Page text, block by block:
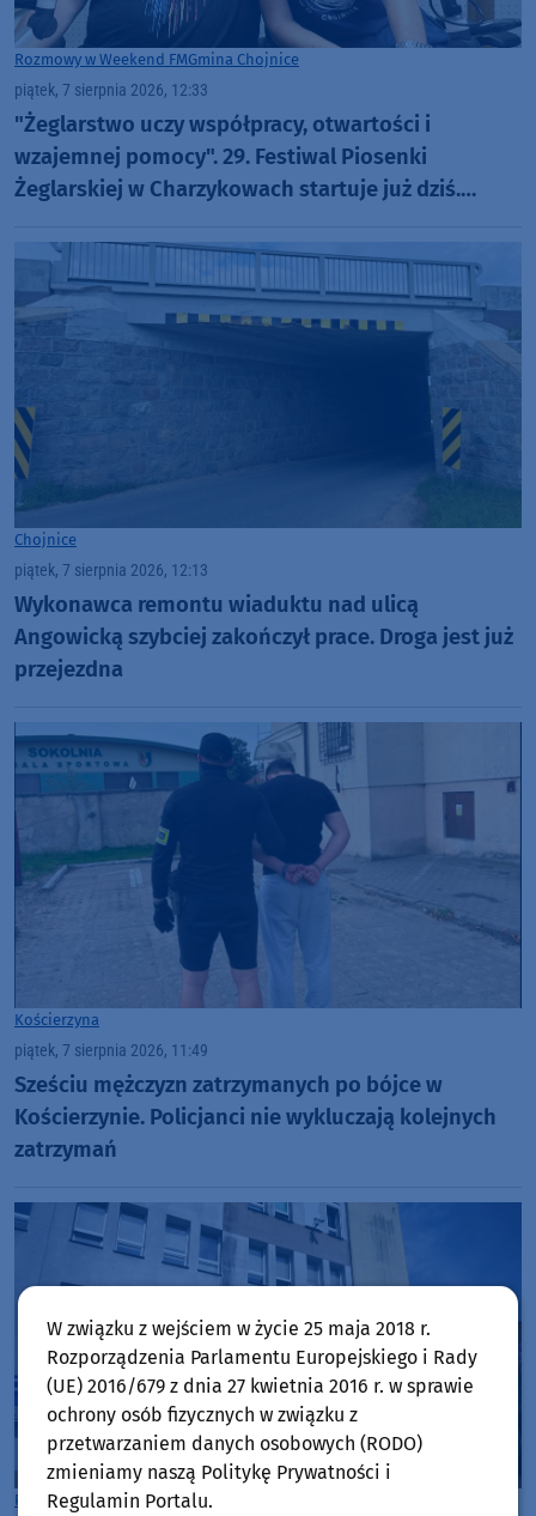
Rozmowy w Weekend FMGmina Chojnice
piątek, 7 sierpnia 2026, 12:33
"Żeglarstwo uczy współpracy, otwartości i
wzajemnej pomocy". 29. Festiwal Piosenki
Żeglarskiej w Charzykowach startuje już dziś.
Chojnice
piątek, 7 sierpnia 2026, 12:13
Wykonawca remontu wiaduktu nad ulicą
Angowicką szybciej zakończył prace. Droga jest już
przejezdna
Kościerzyna
piątek, 7 sierpnia 2026, 11:49
Sześciu mężczyzn zatrzymanych po bójce w
Kościerzynie. Policjanci nie wykluczają kolejnych
zatrzymań
Powiat Tucholski
W związku z wejściem w życie 25 maja 2018 r.
Rozporządzenia Parlamentu Europejskiego i Rady
(UE) 2016/679 z dnia 27 kwietnia 2016 r. w sprawie
ochrony osób fizycznych w związku z
przetwarzaniem danych osobowych (RODO)
zmieniamy naszą Politykę Prywatności i
Regulamin Portalu.